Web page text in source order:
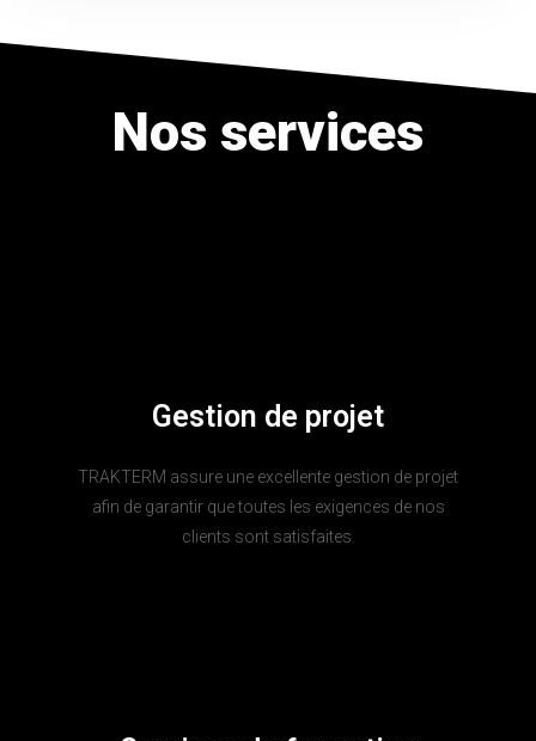
Nos services
Gestion de projet
TRAKTERM assure une excellente gestion de projet
afin de garantir que toutes les exigences de nos
clients sont satisfaites.